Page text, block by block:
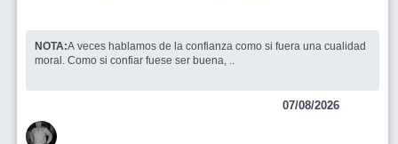
NOTA:A veces hablamos de la confianza como si fuera una cualidad
moral. Como si confiar fuese ser buena, ..
07/08/2026